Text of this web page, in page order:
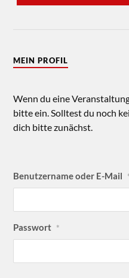
MEIN PROFIL
Wenn du eine
bitte ein. Solltest du noch
dich bitte zunächst.
Benutzername oder E-Mail
Passwort *